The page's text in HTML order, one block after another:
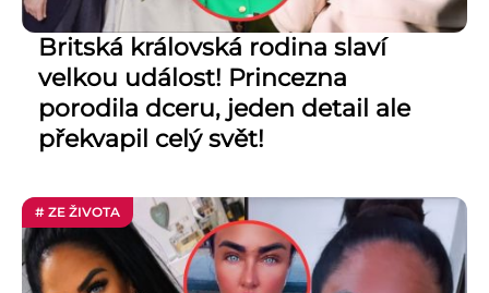
Britská královská rodina slaví
velkou událost! Princezna
porodila dceru, jeden detail ale
překvapil celý svět!
# ZE ŽIVOTA